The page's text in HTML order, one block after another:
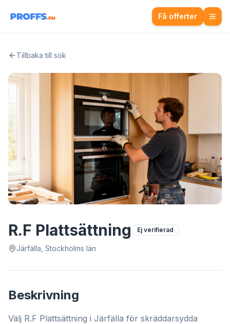
Få offerter
Tillbaka till sök
R.F Plattsättning Ej verifierad
Järfälla, Stockholms län
Beskrivning
Välj R.F Plattsättning i Järfälla för skräddarsydda